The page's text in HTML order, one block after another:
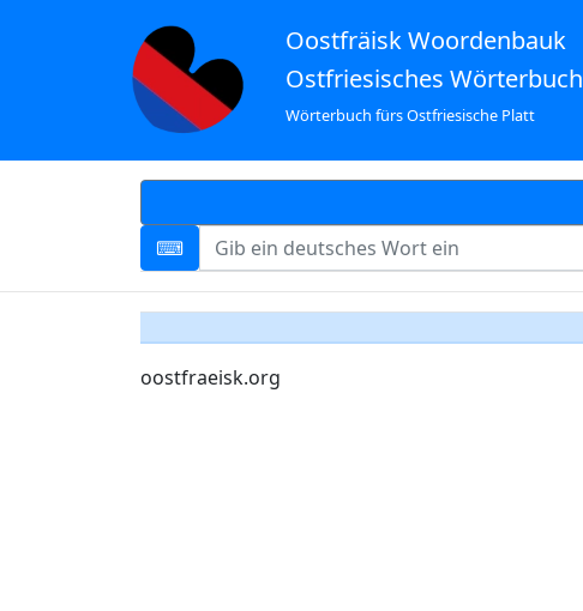
Oostfräisk Woordenbauk
Ostfriesisches Wörterbuch
Wörterbuch fürs Ostfriesische Platt
oostfraeisk.org